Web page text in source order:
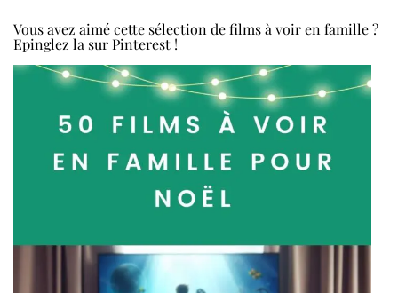
Vous avez aimé cette sélection de films à voir en famille ?
Epinglez la sur Pinterest !